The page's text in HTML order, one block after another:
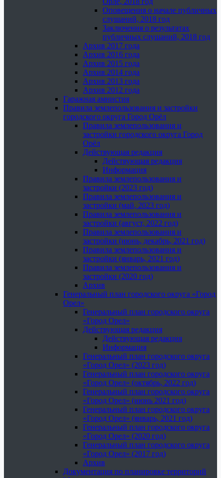
Оповещения о начале публичных
слушаний, 2018 год
Заключения о результатах
публичных слушаний, 2018 год
Архив 2017 года
Архив 2016 года
Архив 2015 года
Архив 2014 года
Архив 2013 года
Архив 2012 года
Гаражная амнистия
Правила землепользования и застройки
городского округа Город Орёл
Правила землепользования и
застройки городского округа Город
Орёл
Действующая редакция
Действующая редакция
Информация
Правила землепользования и
застройки (2023 год)
Правила землепользования и
застройки (май, 2023 год)
Правила землепользования и
застройки (август, 2022 год)
Правила землепользования и
застройки (июнь, декабрь, 2021 год)
Правила землепользования и
застройки (январь, 2021 год)
Правила землепользования и
застройки (2020 год)
Архив
Генеральный план городского округа «Город
Орел»
Генеральный план городского округа
«Город Орел»
Действующая редакция
Действующая редакция
Информация
Генеральный план городского округа
«Город Орел» (2023 год)
Генеральный план городского округа
«Город Орел» (октябрь, 2022 год)
Генеральный план городского округа
«Город Орел» (июнь 2021 год)
Генеральный план городского округа
«Город Орел» (январь, 2021 год)
Генеральный план городского округа
«Город Орел» (2020 год)
Генеральный план городского округа
«Город Орел» (2017 год)
Архив
Документация по планировке территорий